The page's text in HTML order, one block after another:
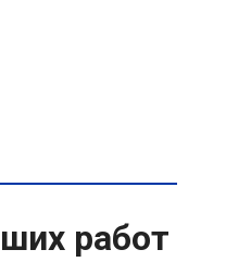
работ